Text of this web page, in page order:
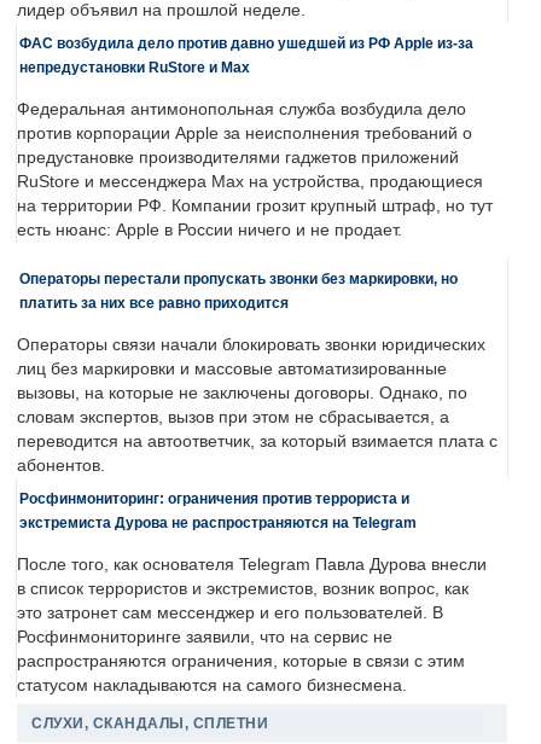
лидер объявил на прошлой неделе.
ФАС возбудила дело против давно ушедшей из РФ Apple из-за
непредустановки RuStore и Max
Федеральная антимонопольная служба возбудила дело
против корпорации Apple за неисполнения требований о
предустановке производителями гаджетов приложений
RuStore и мессенджера Max на устройства, продающиеся
на территории РФ. Компании грозит крупный штраф, но тут
есть нюанс: Apple в России ничего и не продает.
Операторы перестали пропускать звонки без маркировки, но
платить за них все равно приходится
Операторы связи начали блокировать звонки юридических
лиц без маркировки и массовые автоматизированные
вызовы, на которые не заключены договоры. Однако, по
словам экспертов, вызов при этом не сбрасывается, а
переводится на автоответчик, за который взимается плата с
абонентов.
Росфинмониторинг: ограничения против террориста и
экстремиста Дурова не распространяются на Telegram
После того, как основателя Telegram Павла Дурова внесли
в список террористов и экстремистов, возник вопрос, как
это затронет сам мессенджер и его пользователей. В
Росфинмониторинге заявили, что на сервис не
распространяются ограничения, которые в связи с этим
статусом накладываются на самого бизнесмена.
СЛУХИ, СКАНДАЛЫ, СПЛЕТНИ